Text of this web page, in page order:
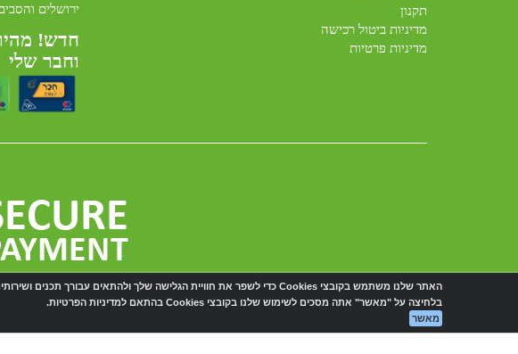
תקנון
מדיניות ביטול רכישה
מדיניות פרטיות
ירושלים
חדש!
וחבר שלי
אתר זה מאובטח על-ידי תקן PCI, סטנדרט האבטחה המחמיר בעולם לרכישות באינטרנט
האתר שלנו משתמש בקובצי Cookies כדי לשפר את חוויית הגלישה שלך ולהתאים עבורך תכנים ושירותים.
בלחיצה על "מאשר" אתה מסכים לשימוש שלנו בקובצי Cookies בהתאם למדיניות הפרטיות.
מאשר